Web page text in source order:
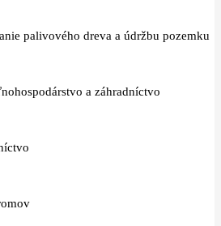
palivového dreva a údržbu pozemku
a záhradníctvo